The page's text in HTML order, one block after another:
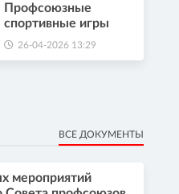
Профсоюзные
спортивные игры
26-04-2026 13:29
ВСЕ ДОКУМЕНТЫ
мероприятий